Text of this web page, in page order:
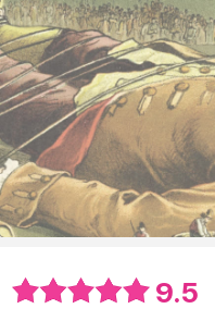
9.5